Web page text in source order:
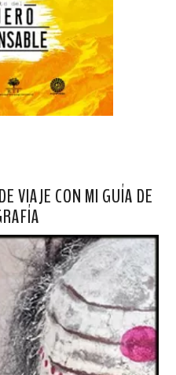
VIAJE CON MI GUÍA DE